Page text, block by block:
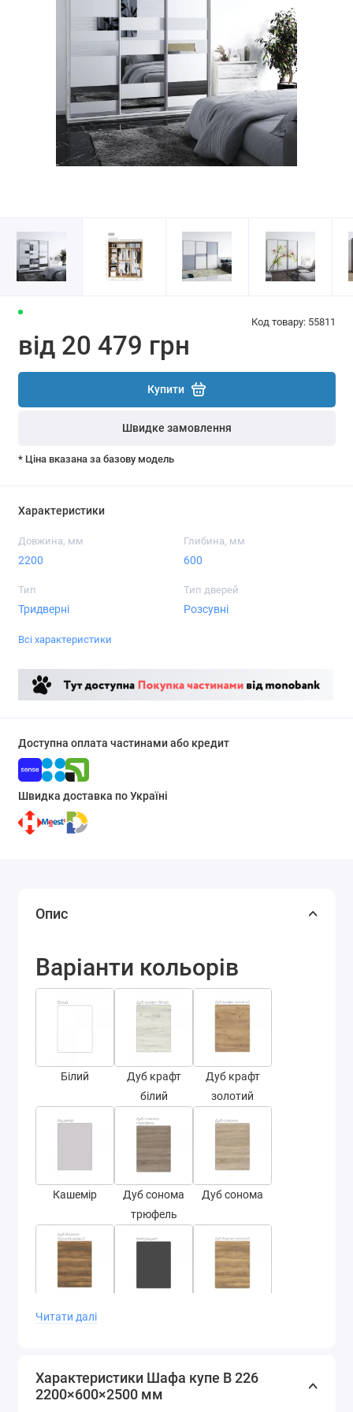
Код товару: 55811
від 20 479 грн
Купити
Швидке замовлення
* Ціна вказана за базову модель
Характеристики
Довжина, мм
2200
Глибина, мм
600
Тип
Тридверні
Тип дверей
Розсувні
Всі характеристики
Доступна оплата частинами або кредит
Швидка доставка по Україні
Опис
Варіанти кольорів
Білий
Дуб крафт
білий
Дуб крафт
золотий
Кашемір
Дуб сонома
трюфель
Дуб сонома
Дуб бароко
Читати далі
Характеристики Шафа купе В 226
2200×600×2500 мм